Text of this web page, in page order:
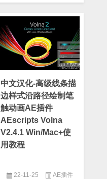
中文汉化-高级线条描
边样式沿路径绘制笔
触动画AE插件
AEscripts Volna
V2.4.1 Win/Mac+使
用教程
22-11-25 AE插件